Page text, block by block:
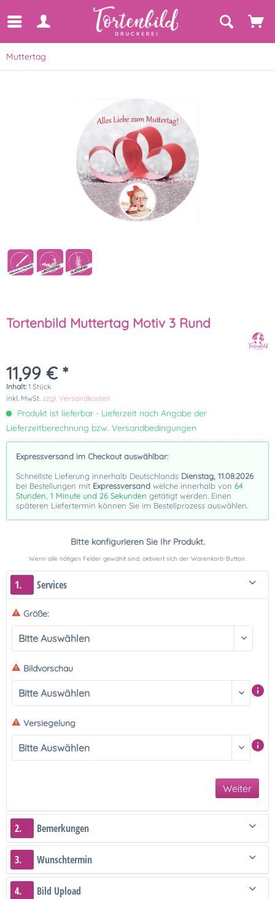
Muttertag
Tortenbild Muttertag Motiv 3 Rund
11,99 € *
Inhalt: 1 Stück
inkl. MwSt. zzgl. Versandkosten
Produkt ist lieferbar - Lieferzeit nach Angabe der
Lieferzeitberechnung bzw. Versandbedingungen
Expressversand im Checkout auswählbar:
Schnellste Lieferung innerhalb Deutschlands Dienstag, 11.08.2026
bei Bestellungen mit Expressversand welche innerhalb von 64
Stunden, 1 Minute und 25 Sekunden getätigt werden. Einen
späteren Liefertermin können Sie im Bestellprozess auswählen.
Bitte konfigurieren Sie Ihr Produkt.
Wenn alle nötigen Felder gewählt sind, aktiviert sich der Warenkorb-Button.
1. Services
Größe:
Bildvorschau
Versiegelung
Weiter
2. Bemerkungen
3. Wunschtermin
4. Bild Upload